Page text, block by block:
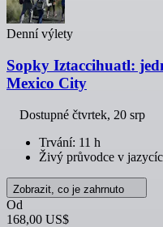
Denní výlety
Sopky Iztaccihuatl:
Mexico City
Dostupné čtvrtek, 20 srp
Trvání: 11 h
Živý průvodce v
Zobrazit, co je zahrnuto
Od
168,00 US$